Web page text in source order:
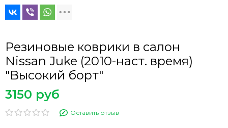
Резиновые коврики в салон
Nissan Juke (2010-наст. время)
"Высокий борт"
3150 руб
Оставить отзыв